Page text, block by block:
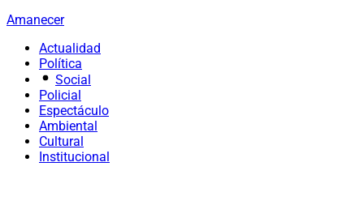
Amanecer
Actualidad
Política
Social
Policial
Espectáculo
Ambiental
Cultural
Institucional